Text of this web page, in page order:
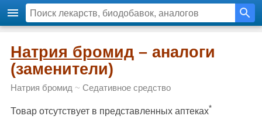
Натрия бромид– аналоги
(заменители)
Натрия бромид ~ Седативное средство
Товар отсутствует в представленных аптеках*